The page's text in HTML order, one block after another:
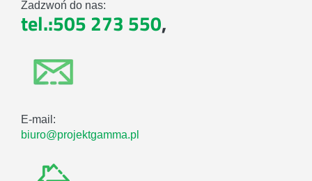
Zadzwoń do nas:
tel.:505 273 550,
E-mail:
biuro@projektgamma.pl